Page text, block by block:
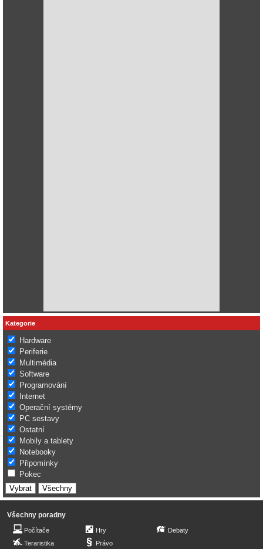
Kategorie
Hardware
Periferie
Multimédia
Software
Programování
Internet
Operační systémy
PC sestavy
Ostatní
Mobily a tablety
Notebooky
Připomínky
Pokec
Všechny poradny
Počítače
Teraristika
Hry
Právo
Debaty